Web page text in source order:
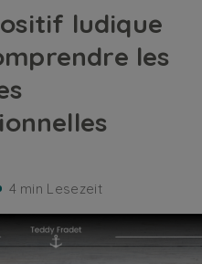
ludique
les
4 min Lesezeit